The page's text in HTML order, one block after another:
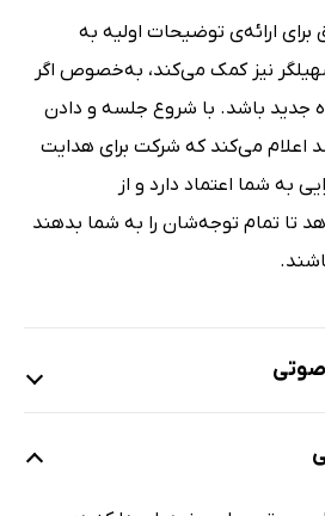
ارائه‌ی توضیحات اولیه به
نیز کمک می‌کند، به‌خصوص اگر
جدید باشد. با شروع جلسه و دادن
اعلام می‌کند که شرکت برای هدایت
به شما اعتماد دارد و از
تا تمام توجه‌شان را به شما بدهند